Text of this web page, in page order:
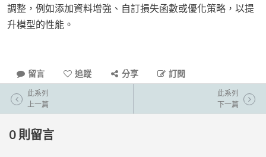
調整，例如添加資料增強、自訂損失函數或優化策略，以提
升模型的性能。
留言 追蹤 分享 訂閱
此系列
上一篇
此系列
下一篇
0 則留言